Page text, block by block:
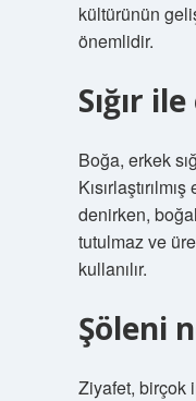
kültürünün
önemlidir.
Sığır
Boğa, erkek
denirken,
tutulmaz ve
kullanılır.
Şöleni
Ziyafet, birçok